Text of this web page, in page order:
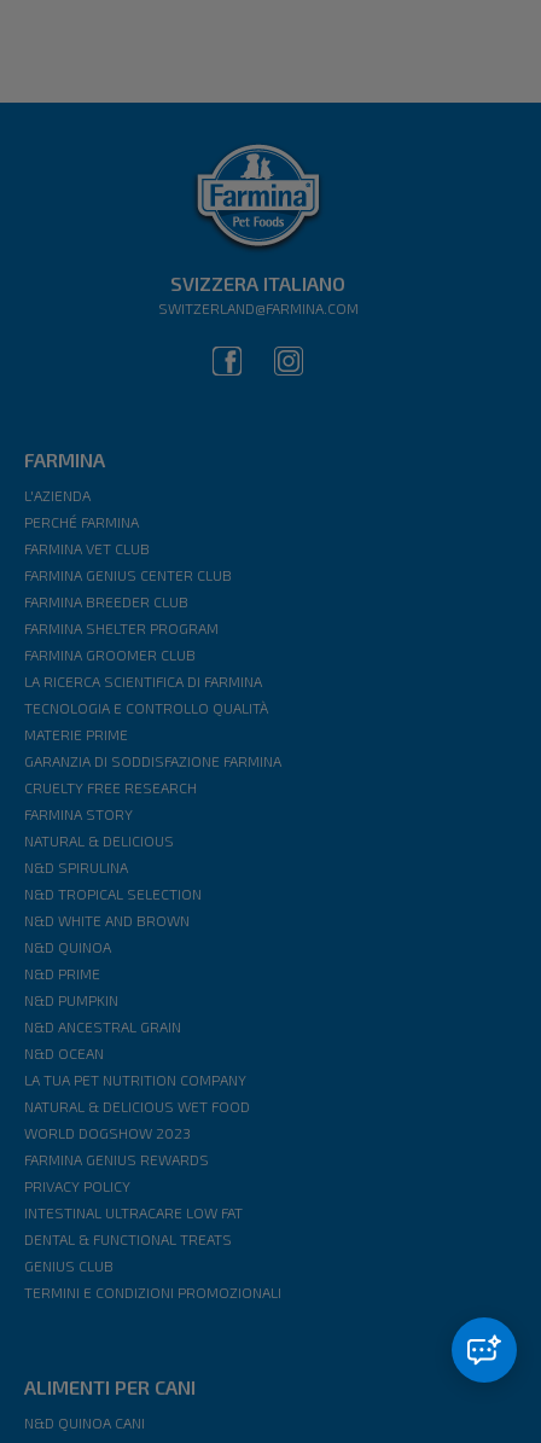
SVIZZERA ITALIANO
SWITZERLAND@FARMINA.COM
FARMINA
L'AZIENDA
PERCHÉ FARMINA
FARMINA VET CLUB
FARMINA GENIUS CENTER CLUB
FARMINA BREEDER CLUB
FARMINA SHELTER PROGRAM
FARMINA GROOMER CLUB
LA RICERCA SCIENTIFICA DI FARMINA
TECNOLOGIA E CONTROLLO QUALITÀ
MATERIE PRIME
GARANZIA DI SODDISFAZIONE FARMINA
CRUELTY FREE RESEARCH
FARMINA STORY
NATURAL & DELICIOUS
N&D SPIRULINA
N&D TROPICAL SELECTION
N&D WHITE AND BROWN
N&D QUINOA
N&D PRIME
N&D PUMPKIN
N&D ANCESTRAL GRAIN
N&D OCEAN
LA TUA PET NUTRITION COMPANY
NATURAL & DELICIOUS WET FOOD
WORLD DOGSHOW 2023
FARMINA GENIUS REWARDS
PRIVACY POLICY
INTESTINAL ULTRACARE LOW FAT
DENTAL & FUNCTIONAL TREATS
GENIUS CLUB
TERMINI E CONDIZIONI PROMOZIONALI
ALIMENTI PER CANI
N&D QUINOA CANI